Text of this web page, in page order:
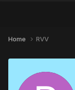
Home RVV